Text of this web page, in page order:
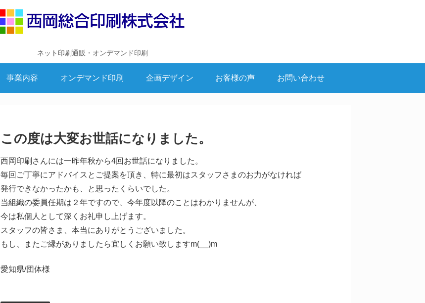
ネット印刷通販・オンデマンド印刷
事業内容 オンデマンド印刷 企画デザイン お客様の声 お問い合わせ
この度は大変お世話になりました。
西岡印刷さんには一昨年秋から4回お世話になりました。
毎回ご丁寧にアドバイスとご提案を頂き、特に最初はスタッフさまのお力がなければ
発行できなかったかも、と思ったくらいでした。
当組織の委員任期は２年ですので、今年度以降のことはわかりませんが、
今は私個人として深くお礼申し上げます。
スタッフの皆さま、本当にありがとうございました。
もし、またご縁がありましたら宜しくお願い致しますm(__)m
愛知県/団体様